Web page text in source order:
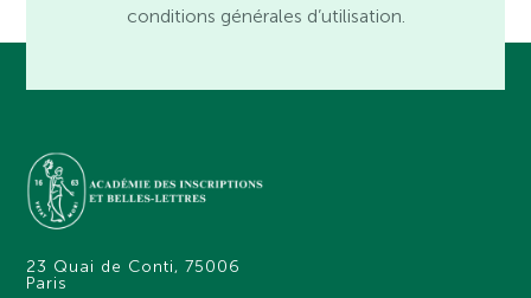
conditions générales d’utilisation.
23 Quai de Conti, 75006
Paris